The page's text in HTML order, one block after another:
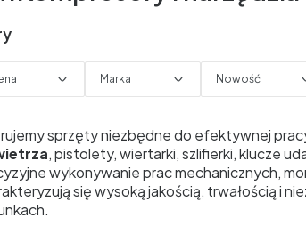
Marka Nowość
sprzęty niezbędne do efektywnej
, pistolety, wiertarki, szlifierki, klucze
wykonywanie prac mechanicznych,
się wysoką jakością, trwałością i